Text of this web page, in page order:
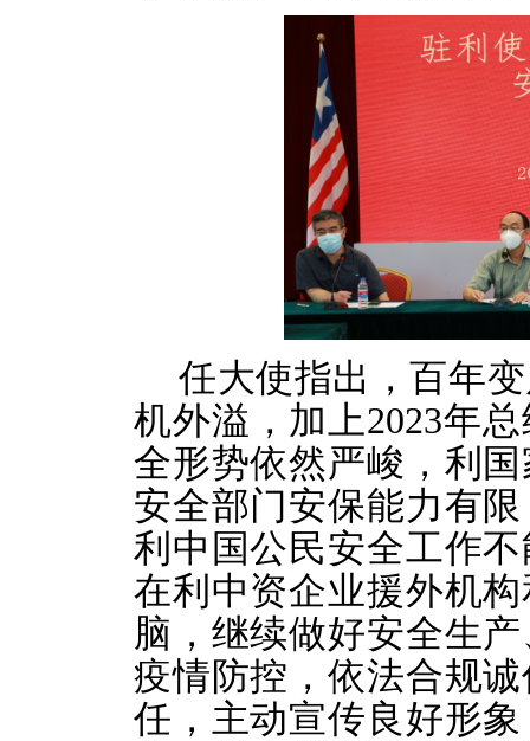
任大使指出，百年
机外溢，加上2023年
全形势依然严峻，利
安全部门安保能力有
利中国公民安全工作
在利中资企业援外机
脑，继续做好安全生
疫情防控，依法合规
任，主动宣传良好形